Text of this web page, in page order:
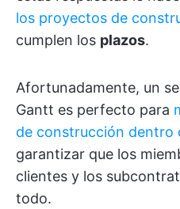
los proyectos de
cumplen los plazos.
Afortunadamente, un
Gantt es perfecto para
de construcción dentro
garantizar que los
clientes y los
todo.